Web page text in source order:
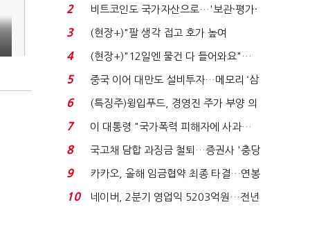
로봇·AI 등 논...
2
비트코인도 국가자산으로…'보관·평가·
처분' 기준은 ...
3
(현장+)"팔 생각 접고 호가 높여
요"…'덜 똘똘한 한 채' 20...
4
(현장+)"12일엔 물건 다 들어와요"…
빈 매대 채우며 문 연 ...
5
중국 이어 대만도 설비투자…메모리 ‘삼
국전쟁’
6
(특징주)윙입푸드, 경영진 주가 부양 의
지에 상한가...
7
이 대통령 "국가폭력 피해자에 사과…
적극적 조사로 진...
8
국고채 담합 과징금 철퇴…증권사 '충당
금 폭탄' 우려...
9
카카오, 올해 임금협약 최종 타결…연봉
6.3% 인상·격려...
10
네이버, 2분기 영업익 5203억원…전년